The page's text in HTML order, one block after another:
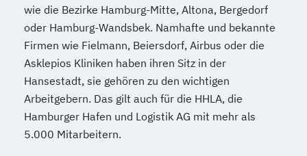
Geprüfte/r
Fremdsprachenkorrespondent/in (IHK) -
Englisch
Geprüfte/r Grafik-Designer/in - Mac
Geprüfte/r Grafik-Designer/in - PC
Geprüfte/r Mechatroniktechniker/in (ILS)
Geprüfte/r Prozessmanager/in Industrie
Heilpraktiker/-in für Psychotherapie
Fachrichtung "Psychologische/r Berater/-
in"
Heilpraktiker/-in für Psychotherapie
Fachrichtung "Systemische Beratung"
Klassische Homöopathie
Klassische Veterinärhomöopathie
Konfliktmanager/in
wie die Bezirke Hamburg-Mitte, Altona, Bergedorf
oder Hamburg-Wandsbek. Namhafte und bekannte
Firmen wie Fielmann, Beiersdorf, Airbus oder die
Asklepios Kliniken haben ihren Sitz in der
Hansestadt, sie gehören zu den wichtigen
Arbeitgebern. Das gilt auch für die HHLA, die
Hamburger Hafen und Logistik AG mit mehr als
5.000 Mitarbeitern.